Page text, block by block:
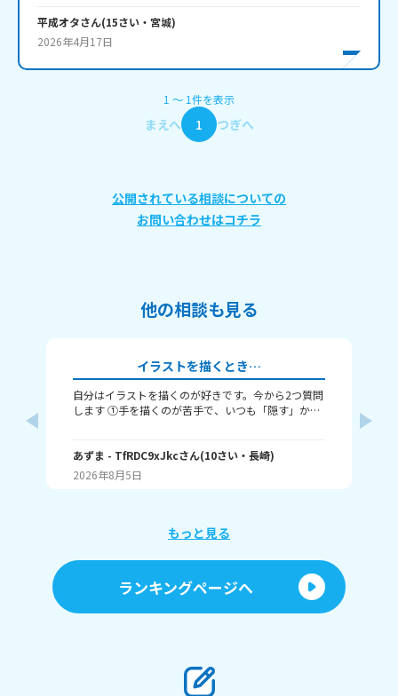
平成オタさん(15さい・ 宮城)
2026年4月17日
1 〜 1件を表示
まえへ 1 つぎへ
公開されている相談についての
お問い合わせはコチラ
他の相談も見る
イラストを描くとき…
自分はイラストを描くのが好きです。今から2つ質問
します ①手を描くのが苦手で、いつも「隠す」か
つも立ち絵ばかり描いていて、それ以外は全く描け
ません。とうしたらいいですか？
あずま - TfRDC9xJkcさん(10さい・ 長崎)
2026年8月5日
もっと見る
ランキングページへ